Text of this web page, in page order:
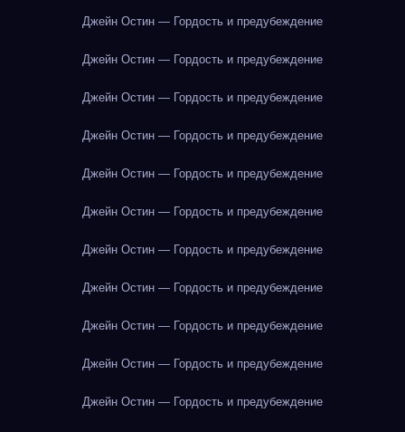
Джейн Остин — Гордость и предубеждение
Джейн Остин — Гордость и предубеждение
Джейн Остин — Гордость и предубеждение
Джейн Остин — Гордость и предубеждение
Джейн Остин — Гордость и предубеждение
Джейн Остин — Гордость и предубеждение
Джейн Остин — Гордость и предубеждение
Джейн Остин — Гордость и предубеждение
Джейн Остин — Гордость и предубеждение
Джейн Остин — Гордость и предубеждение
Джейн Остин — Гордость и предубеждение